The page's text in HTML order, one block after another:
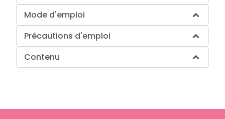
Mode d'emploi
Précautions d'emploi
Contenu